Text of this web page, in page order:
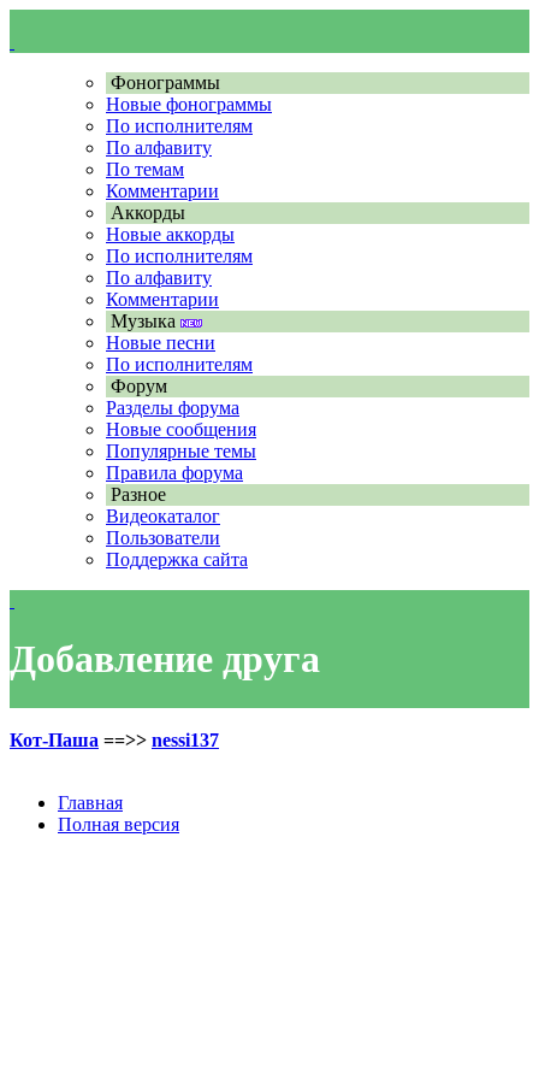
Фонограммы
Новые фонограммы
По исполнителям
По алфавиту
По темам
Комментарии
Аккорды
Новые аккорды
По исполнителям
По алфавиту
Комментарии
Музыка
Новые песни
По исполнителям
Форум
Разделы форума
Новые сообщения
Популярные темы
Правила форума
Разное
Видеокаталог
Пользователи
Поддержка сайта
Добавление друга
Кот-Паша ==>> nessi137
Главная
Полная версия